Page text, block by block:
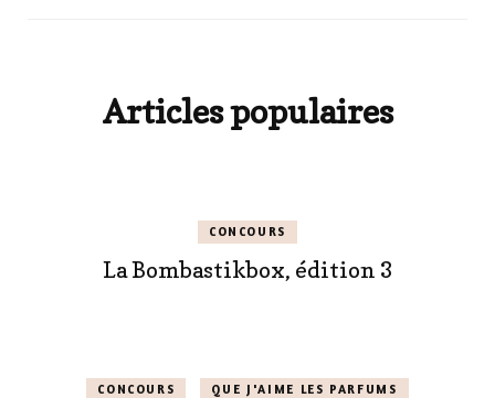
Articles populaires
CONCOURS
La Bombastikbox, édition 3
CONCOURS QUE J'AIME LES PARFUMS